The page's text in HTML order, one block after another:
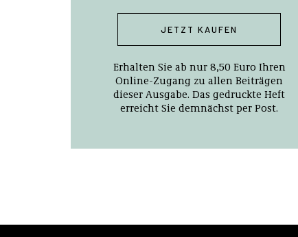
JETZT KAUFEN
Erhalten Sie ab nur 8,50 Euro Ihren
Online-Zugang zu allen Beiträgen
dieser Ausgabe. Das gedruckte Heft
erreicht Sie demnächst per Post.